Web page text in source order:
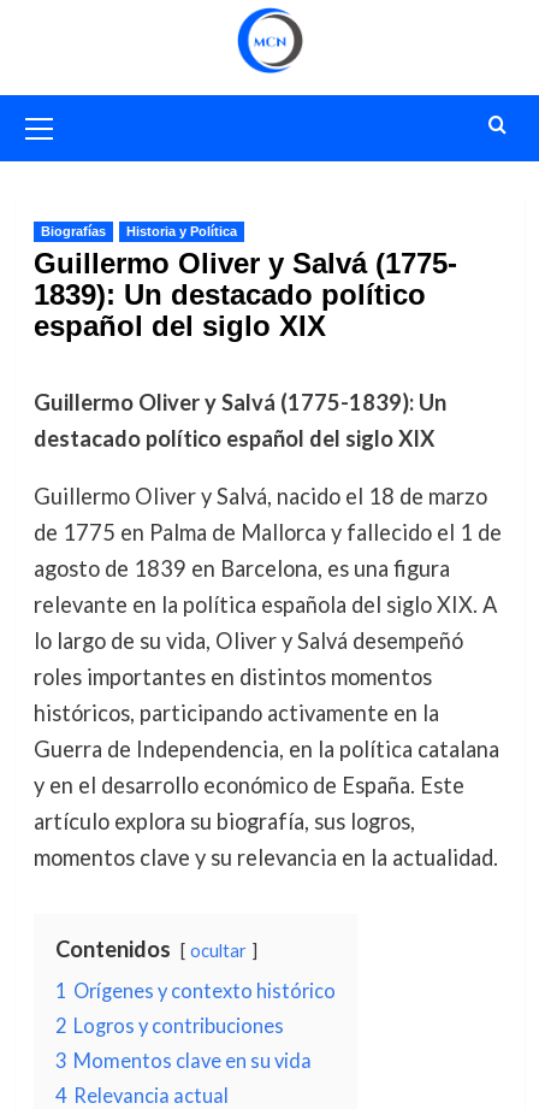
primario
Biografías Historia y Política
Guillermo Oliver y Salvá (1775-
1839): Un destacado político
español del siglo XIX
Guillermo Oliver y Salvá (1775-1839): Un
destacado político español del siglo XIX
Guillermo Oliver y Salvá, nacido el 18 de marzo
de 1775 en Palma de Mallorca y fallecido el 1 de
agosto de 1839 en Barcelona, es una figura
relevante en la política española del siglo XIX. A
lo largo de su vida, Oliver y Salvá desempeñó
roles importantes en distintos momentos
históricos, participando activamente en la
Guerra de Independencia, en la política catalana
y en el desarrollo económico de España. Este
artículo explora su biografía, sus logros,
momentos clave y su relevancia en la actualidad.
Contenidos ocultar
1 Orígenes y contexto histórico
2 Logros y contribuciones
3 Momentos clave en su vida
4 Relevancia actual